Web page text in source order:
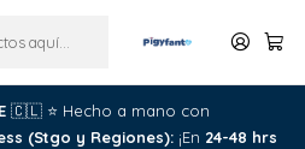
🇨🇱 ⭐ Hecho a mano con
(Stgo y Regiones): ¡En 24-48 hrs